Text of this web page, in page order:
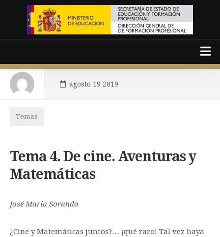
Español
Área de monitores
agosto 19 2019
Temas
Tema 4. De cine. Aventuras y
Matemáticas
José María Sorando
¿Cine y Matemáticas juntos?… ¡qué raro! Tal vez haya